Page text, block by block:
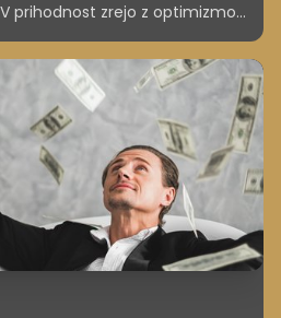
prihodnost zrejo z optimizmom